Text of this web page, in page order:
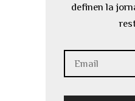
definen la